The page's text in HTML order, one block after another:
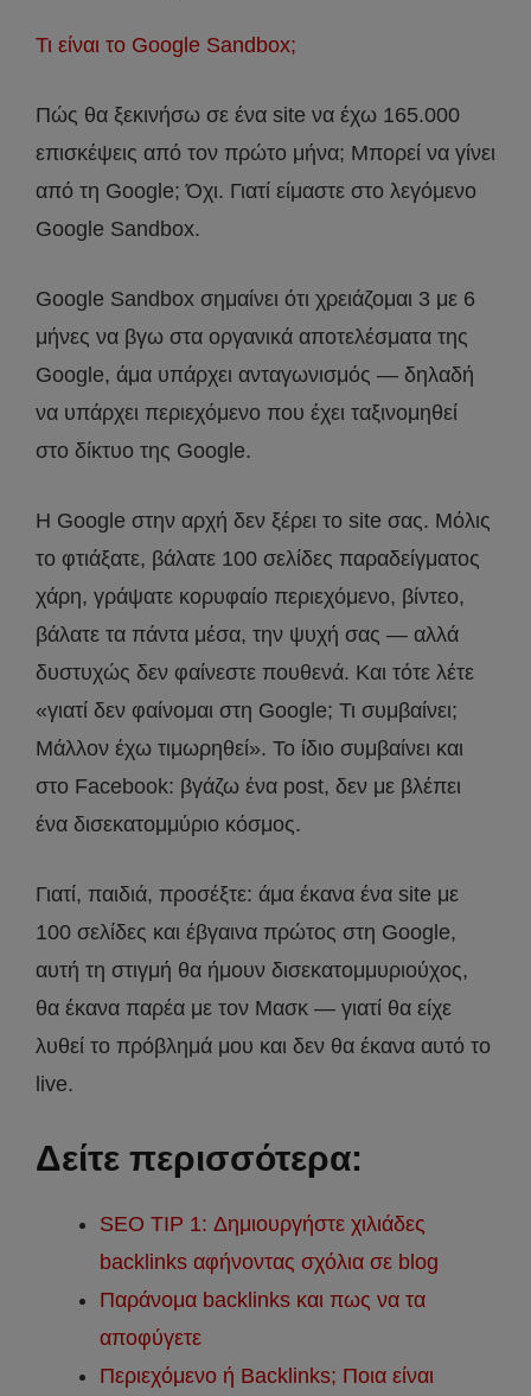
Τι είναι το Google Sandbox;
Πώς θα ξεκινήσω σε ένα site να έχω 165.000
επισκέψεις από τον πρώτο μήνα; Μπορεί να γίνει
από τη Google; Όχι. Γιατί είμαστε στο λεγόμενο
Google Sandbox.
Google Sandbox σημαίνει ότι χρειάζομαι 3 με 6
μήνες να βγω στα οργανικά αποτελέσματα της
Google, άμα υπάρχει ανταγωνισμός — δηλαδή
να υπάρχει περιεχόμενο που έχει ταξινομηθεί
στο δίκτυο της Google.
Η Google στην αρχή δεν ξέρει το site σας. Μόλις
το φτιάξατε, βάλατε 100 σελίδες παραδείγματος
χάρη, γράψατε κορυφαίο περιεχόμενο, βίντεο,
βάλατε τα πάντα μέσα, την ψυχή σας — αλλά
δυστυχώς δεν φαίνεστε πουθενά. Και τότε λέτε
«γιατί δεν φαίνομαι στη Google; Τι συμβαίνει;
Μάλλον έχω τιμωρηθεί». Το ίδιο συμβαίνει και
στο Facebook: βγάζω ένα post, δεν με βλέπει
ένα δισεκατομμύριο κόσμος.
Γιατί, παιδιά, προσέξτε: άμα έκανα ένα site με
100 σελίδες και έβγαινα πρώτος στη Google,
αυτή τη στιγμή θα ήμουν δισεκατομμυριούχος,
θα έκανα παρέα με τον Μασκ — γιατί θα είχε
λυθεί το πρόβλημά μου και δεν θα έκανα αυτό το
live.
Δείτε περισσότερα:
SEO TIP 1: Δημιουργήστε χιλιάδες
backlinks αφήνoντας σχόλια σε blog
Παράνομα backlinks και πως να τα
αποφύγετε
Περιεχόμενο ή Backlinks; Ποια είναι